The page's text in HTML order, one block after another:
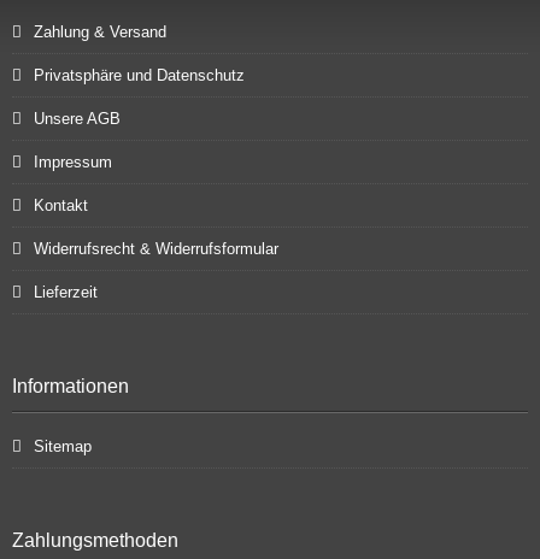
Zahlung & Versand
Privatsphäre und Datenschutz
Unsere AGB
Impressum
Kontakt
Widerrufsrecht & Widerrufsformular
Lieferzeit
Informationen
Sitemap
Zahlungsmethoden